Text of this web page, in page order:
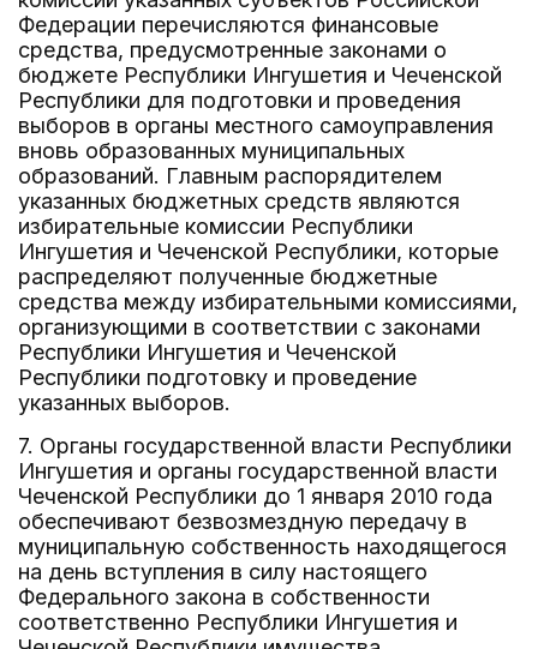
Федерации перечисляются финансовые
средства, предусмотренные законами о
бюджете Республики Ингушетия и Чеченской
Республики для подготовки и проведения
выборов в органы местного самоуправления
вновь образованных муниципальных
образований. Главным распорядителем
указанных бюджетных средств являются
избирательные комиссии Республики
Ингушетия и Чеченской Республики, которые
распределяют полученные бюджетные
средства между избирательными комиссиями,
организующими в соответствии с законами
Республики Ингушетия и Чеченской
Республики подготовку и проведение
указанных выборов.
7. Органы государственной власти Республики
Ингушетия и органы государственной власти
Чеченской Республики до 1 января 2010 года
обеспечивают безвозмездную передачу в
муниципальную собственность находящегося
на день вступления в силу настоящего
Федерального закона в собственности
соответственно Республики Ингушетия и